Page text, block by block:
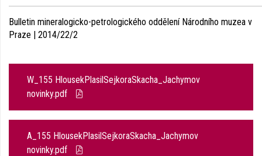
Bulletin mineralogicko-petrologického oddělení Národního muzea v
Praze | 2014/22/2
W_155 HlousekPlasilSejkoraSkacha_Jachymov
novinky.pdf
A_155 HlousekPlasilSejkoraSkacha_Jachymov
novinky.pdf